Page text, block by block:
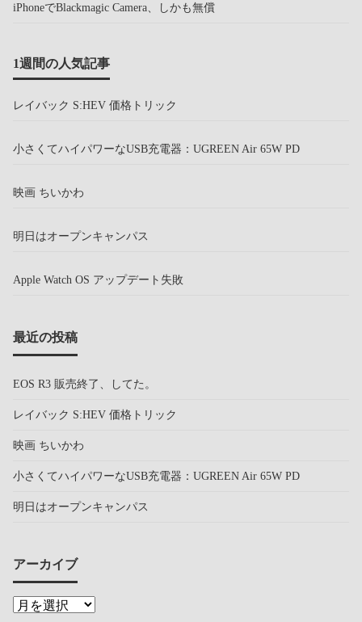
iPhoneでBlackmagic Camera、しかも無償
1週間の人気記事
レイバック S:HEV 価格トリック
小さくてハイパワーなUSB充電器：UGREEN Air 65W PD
映画 ちいかわ
明日はオープンキャンパス
Apple Watch OS アップデート失敗
最近の投稿
EOS R3 販売終了、してた。
レイバック S:HEV 価格トリック
映画 ちいかわ
小さくてハイパワーなUSB充電器：UGREEN Air 65W PD
明日はオープンキャンパス
アーカイブ